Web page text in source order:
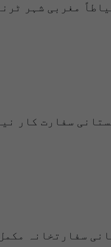
مغربی شہر
سفارت کار
سفارتخانہ